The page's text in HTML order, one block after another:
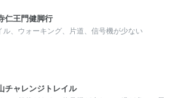
仁王門健脚行
ル、ウォーキング、片道、信号機が少ない
チャレンジトレイル